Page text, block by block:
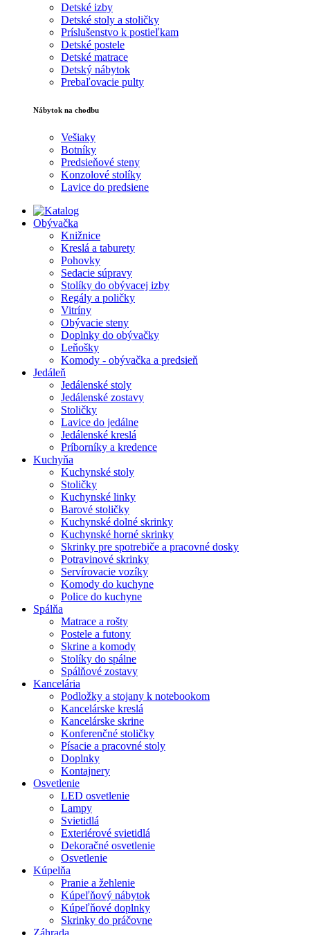
Detské izby
Detské stoly a stoličky
Príslušenstvo k postieľkam
Detské postele
Detské matrace
Detský nábytok
Prebaľovacie pulty
Nábytok na chodbu
Vešiaky
Botníky
Predsieňové steny
Konzolové stolíky
Lavice do predsiene
Obývačka
Knižnice
Kreslá a taburety
Pohovky
Sedacie súpravy
Stolíky do obývacej izby
Regály a poličky
Vitríny
Obývacie steny
Doplnky do obývačky
Leňošky
Komody - obývačka a predsieň
Jedáleň
Jedálenské stoly
Jedálenské zostavy
Stoličky
Lavice do jedálne
Jedálenské kreslá
Príborníky a kredence
Kuchyňa
Kuchynské stoly
Stoličky
Kuchynské linky
Barové stoličky
Kuchynské dolné skrinky
Kuchynské horné skrinky
Skrinky pre spotrebiče a pracovné dosky
Potravinové skrinky
Servírovacie vozíky
Komody do kuchyne
Police do kuchyne
Spálňa
Matrace a rošty
Postele a futony
Skrine a komody
Stolíky do spálne
Spálňové zostavy
Kancelária
Podložky a stojany k notebookom
Kancelárske kreslá
Kancelárske skrine
Konferenčné stoličky
Písacie a pracovné stoly
Doplnky
Kontajnery
Osvetlenie
LED osvetlenie
Lampy
Svietidlá
Exteriérové svietidlá
Dekoračné osvetlenie
Osvetlenie
Kúpelňa
Pranie a žehlenie
Kúpeľňový nábytok
Kúpeľňové doplnky
Skrinky do práčovne
Záhrada